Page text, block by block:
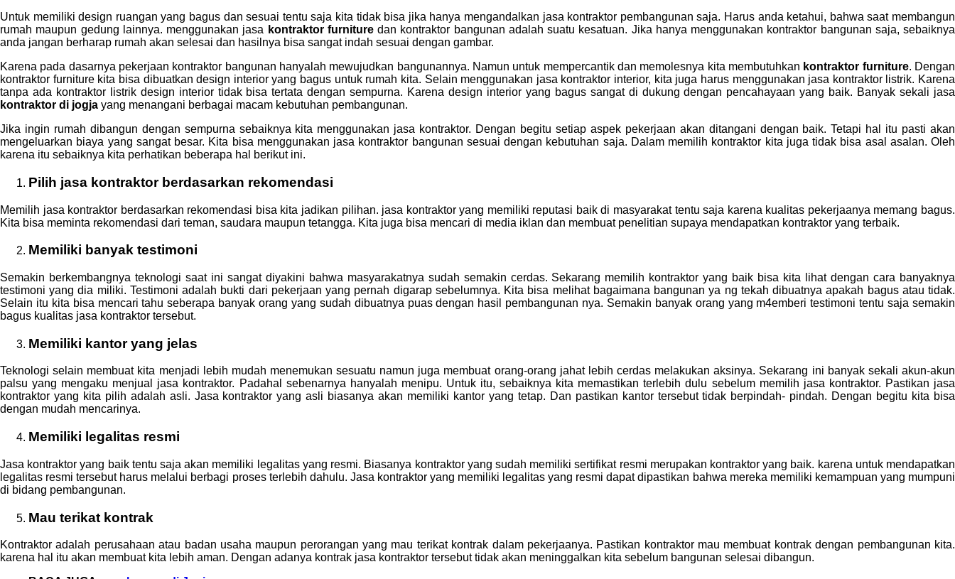
Untuk memiliki design ruangan yang bagus dan sesuai tentu saja kita tidak bisa jika hanya mengandalkan jasa kontraktor pembangunan saja. Harus anda ketahui, bahwa saat membangun
rumah maupun gedung lainnya. menggunakan jasa kontraktor furnituredan kontraktor bangunan adalah suatu kesatuan. Jika hanya menggunakan kontraktor bangunan saja, sebaiknya
anda jangan berharap rumah akan selesai dan hasilnya bisa sangat indah sesuai dengan gambar.
Karena pada dasarnya pekerjaan kontraktor bangunan hanyalah mewujudkan bangunannya. Namun untuk mempercantik dan memolesnya kita membutuhkan kontraktor furniture. Dengan
kontraktor furniture kita bisa dibuatkan design interior yang bagus untuk rumah kita. Selain menggunakan jasa kontraktor interior, kita juga harus menggunakan jasa kontraktor listrik. Karena
tanpa ada kontraktor listrik design interior tidak bisa tertata dengan sempurna. Karena design interior yang bagus sangat di dukung dengan pencahayaan yang baik. Banyak sekali jasa
kontraktor di jogja yang menangani berbagai macam kebutuhan pembangunan.
Jika ingin rumah dibangun dengan sempurna sebaiknya kita menggunakan jasa kontraktor. Dengan begitu setiap aspek pekerjaan akan ditangani dengan baik. Tetapi hal itu pasti akan
mengeluarkan biaya yang sangat besar. Kita bisa menggunakan jasa kontraktor bangunan sesuai dengan kebutuhan saja. Dalam memilih kontraktor kita juga tidak bisa asal asalan. Oleh
karena itu sebaiknya kita perhatikan beberapa hal berikut ini.
Pilih jasa kontraktor berdasarkan rekomendasi
Memilih jasa kontraktor berdasarkan rekomendasi bisa kita jadikan pilihan. jasa kontraktor yang memiliki reputasi baik di masyarakat tentu saja karena kualitas pekerjaanya memang bagus.
Kita bisa meminta rekomendasi dari teman, saudara maupun tetangga. Kita juga bisa mencari di media iklan dan membuat penelitian supaya mendapatkan kontraktor yang terbaik.
Memiliki banyak testimoni
Semakin berkembangnya teknologi saat ini sangat diyakini bahwa masyarakatnya sudah semakin cerdas. Sekarang memilih kontraktor yang baik bisa kita lihat dengan cara banyaknya
testimoni yang dia miliki. Testimoni adalah bukti dari pekerjaan yang pernah digarap sebelumnya. Kita bisa melihat bagaimana bangunan ya ng tekah dibuatnya apakah bagus atau tidak.
Selain itu kita bisa mencari tahu seberapa banyak orang yang sudah dibuatnya puas dengan hasil pembangunan nya. Semakin banyak orang yang m4emberi testimoni tentu saja semakin
bagus kualitas jasa kontraktor tersebut.
Memiliki kantor yang jelas
Teknologi selain membuat kita menjadi lebih mudah menemukan sesuatu namun juga membuat orang-orang jahat lebih cerdas melakukan aksinya. Sekarang ini banyak sekali akun-akun
palsu yang mengaku menjual jasa kontraktor. Padahal sebenarnya hanyalah menipu. Untuk itu, sebaiknya kita memastikan terlebih dulu sebelum memilih jasa kontraktor. Pastikan jasa
kontraktor yang kita pilih adalah asli. Jasa kontraktor yang asli biasanya akan memiliki kantor yang tetap. Dan pastikan kantor tersebut tidak berpindah- pindah. Dengan begitu kita bisa
dengan mudah mencarinya.
Memiliki legalitas resmi
Jasa kontraktor yang baik tentu saja akan memiliki legalitas yang resmi. Biasanya kontraktor yang sudah memiliki sertifikat resmi merupakan kontraktor yang baik. karena untuk mendapatkan
legalitas resmi tersebut harus melalui berbagi proses terlebih dahulu. Jasa kontraktor yang memiliki legalitas yang resmi dapat dipastikan bahwa mereka memiliki kemampuan yang mumpuni
di bidang pembangunan.
Mau terikat kontrak
Kontraktor adalah perusahaan atau badan usaha maupun perorangan yang mau terikat kontrak dalam pekerjaanya. Pastikan kontraktor mau membuat kontrak dengan pembangunan kita.
karena hal itu akan membuat kita lebih aman. Dengan adanya kontrak jasa kontraktor tersebut tidak akan meninggalkan kita sebelum bangunan selesai dibangun.